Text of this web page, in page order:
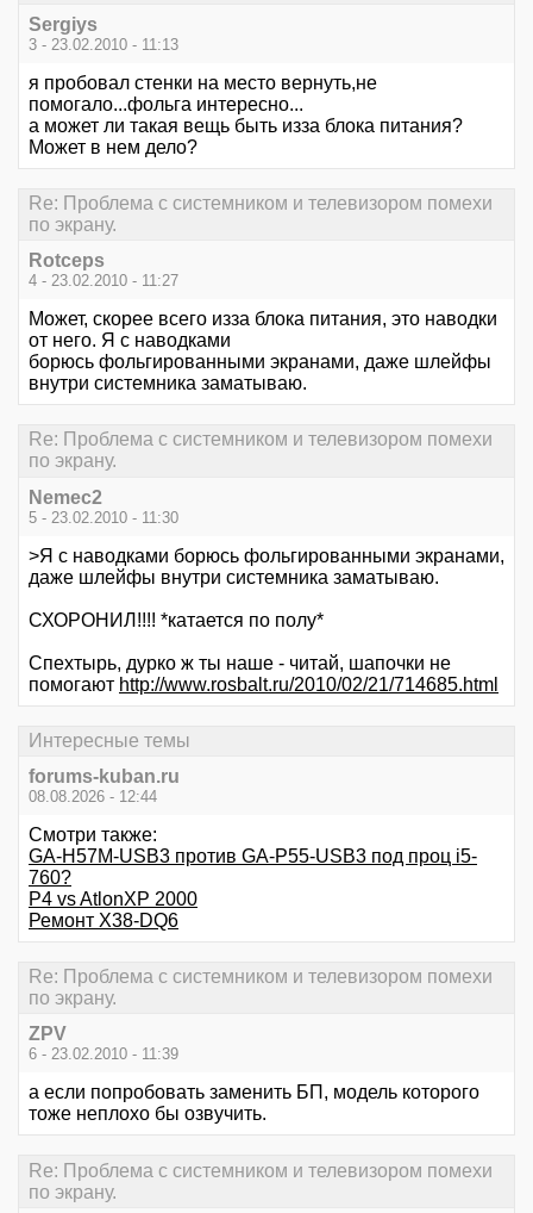
Sergiys
3 - 23.02.2010 - 11:13
я пробовал стенки на место вернуть,не
помогало...фольга интересно...
а может ли такая вещь быть изза блока питания?
Может в нем дело?
Re: Проблема с системником и телевизором помехи
по экрану.
Rotceps
4 - 23.02.2010 - 11:27
Может, скорее всего изза блока питания, это наводки
от него. Я с наводками
борюсь фольгированными экранами, даже шлейфы
внутри системника заматываю.
Re: Проблема с системником и телевизором помехи
по экрану.
Nemec2
5 - 23.02.2010 - 11:30
>Я с наводками борюсь фольгированными экранами,
даже шлейфы внутри системника заматываю.
СХОРОНИЛ!!!! *катается по полу*
Спехтырь, дурко ж ты наше - читай, шапочки не
помогают http://www.rosbalt.ru/2010/02/21/714685.html
Интересные темы
forums-kuban.ru
08.08.2026 - 12:44
Смотри также:
GA-H57M-USB3 против GA-P55-USB3 под проц i5-
760?
P4 vs AtlonXP 2000
Ремонт X38-DQ6
Re: Проблема с системником и телевизором помехи
по экрану.
ZPV
6 - 23.02.2010 - 11:39
а если попробовать заменить БП, модель которого
тоже неплохо бы озвучить.
Re: Проблема с системником и телевизором помехи
по экрану.